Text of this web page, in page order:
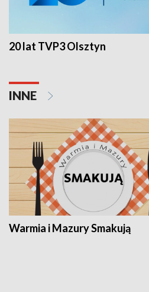
20 lat TVP3 Olsztyn
INNE
Warmia i Mazury Smakują